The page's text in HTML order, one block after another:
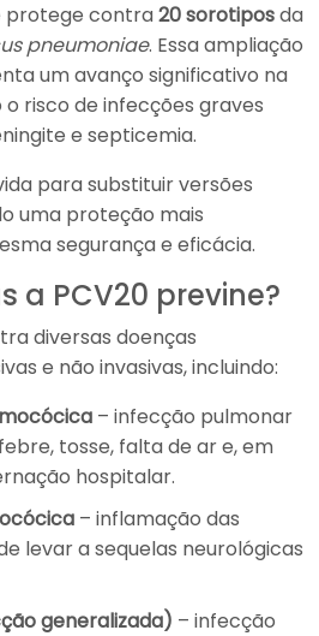
protege contra20 sorotiposda
pneumoniae. Essa ampliação
um avanço significativo na
o risco de infecções graves
e septicemia.
para substituir versões
uma proteção mais
segurança e eficácia.
a PCV20 previne?
diversas doenças
e não invasivas, incluindo:
– infecção pulmonar
tosse, falta de ar e, em
hospitalar.
– inflamação das
levar a sequelas neurológicas
generalizada) – infecção